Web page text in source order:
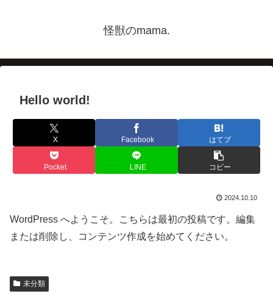
怪獣のmama.
Hello world!
X Facebook はてブ
Pocket LINE コピー
2024.10.10
WordPress へようこそ。こちらは最初の投稿です。編集
または削除し、コンテンツ作成を始めてください。
未分類